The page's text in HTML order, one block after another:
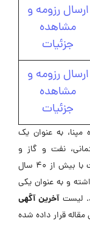
ارسال رزومه و
مشاهده
جزئیات
ارسال رزومه و
مشاهده
جزئیات
به عنوان یک
نفت و گاز و
تاسیسات و تجهیزات فعالیت می‌کند. این شرکت با بیش از 40 سال
و به عنوان یکی
لیستآخرین آگهی
مقاله قرار داده شده